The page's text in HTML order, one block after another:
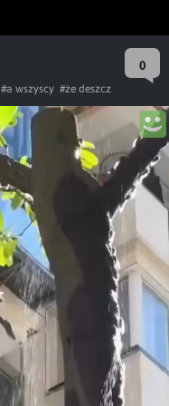
0
#a wszyscy #że deszcz